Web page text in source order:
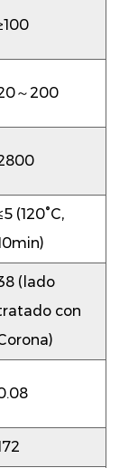
～200
(120°C,
(lado
con